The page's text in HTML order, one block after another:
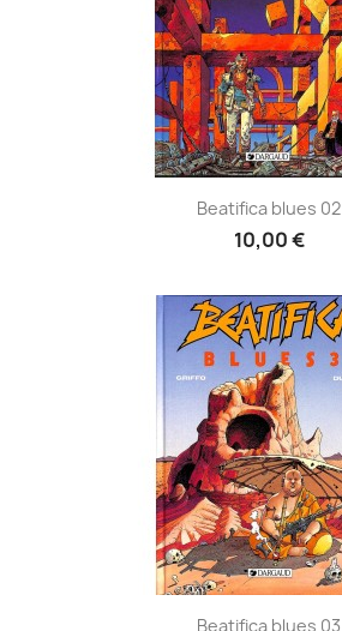
Beatifica blues 02
10,00 €
Beatifica blues 03